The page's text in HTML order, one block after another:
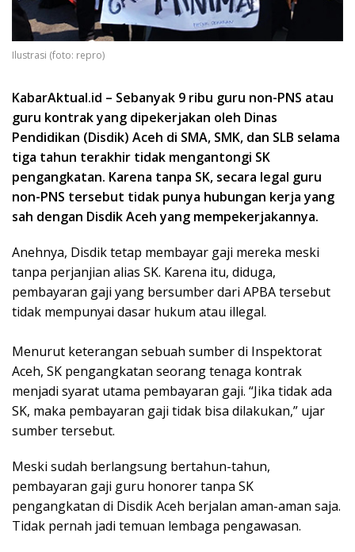
Ilustrasi (foto: repro)
KabarAktual.id – Sebanyak 9 ribu guru non-PNS atau
guru kontrak yang dipekerjakan oleh Dinas
Pendidikan (Disdik) Aceh di SMA, SMK, dan SLB selama
tiga tahun terakhir tidak mengantongi SK
pengangkatan. Karena tanpa SK, secara legal guru
non-PNS tersebut tidak punya hubungan kerja yang
sah dengan Disdik Aceh yang mempekerjakannya.
Anehnya, Disdik tetap membayar gaji mereka meski
tanpa perjanjian alias SK. Karena itu, diduga,
pembayaran gaji yang bersumber dari APBA tersebut
tidak mempunyai dasar hukum atau illegal.
Menurut keterangan sebuah sumber di Inspektorat
Aceh, SK pengangkatan seorang tenaga kontrak
menjadi syarat utama pembayaran gaji. “Jika tidak ada
SK, maka pembayaran gaji tidak bisa dilakukan,” ujar
sumber tersebut.
Meski sudah berlangsung bertahun-tahun,
pembayaran gaji guru honorer tanpa SK
pengangkatan di Disdik Aceh berjalan aman-aman saja.
Tidak pernah jadi temuan lembaga pengawasan.